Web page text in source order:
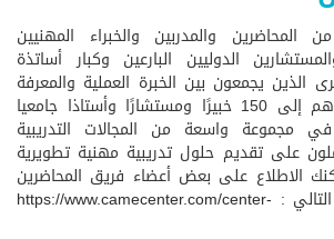
المحاضرين والمدربين والخبراء المهنيين
الدوليين البارعين وكبار أساتذة
الذين يجمعون بين الخبرة العملية والمعرفة
الأكاديمية ويصل عددهم إلى 150 خبيرًا ومستشارًا وأستاذا جامعيا
مجموعة واسعة من المجالات التدريبية
على تقديم حلول تدريبية مهنية تطويرية
الاطلاع على بعض أعضاء فريق المحاضرين
:
https://www.camecenter.com/center-